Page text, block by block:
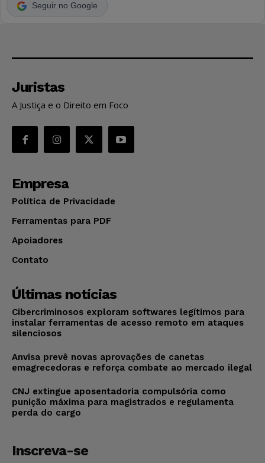
Seguir no Google
Juristas
A Justiça e o Direito em Foco
Empresa
Política de Privacidade
Ferramentas para PDF
Apoiadores
Contato
Últimas notícias
Cibercriminosos exploram softwares legítimos para
instalar ferramentas de acesso remoto em ataques
silenciosos
Anvisa prevê novas aprovações de canetas
emagrecedoras e reforça combate ao mercado ilegal
CNJ extingue aposentadoria compulsória como
punição máxima para magistrados e regulamenta
perda do cargo
Inscreva-se